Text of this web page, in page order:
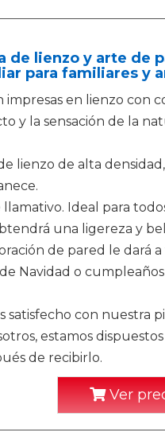
de lienzo y arte de
para familiares y
en lienzo con
y la sensación de la
lienzo de alta
Ideal para
una ligereza y
de pared le dará
Navidad o
satisfecho con nuestra
estamos
de recibirlo.
Ver